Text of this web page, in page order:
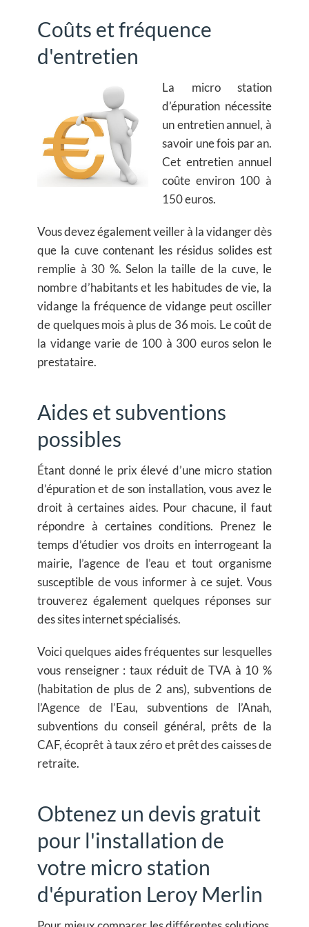
Coûts et fréquence
d'entretien
La micro station
d’épuration nécessite
un entretien annuel, à
savoir une fois par an.
Cet entretien annuel
coûte environ 100 à
150 euros.
Vous devez également veiller à la vidanger dès
que la cuve contenant les résidus solides est
remplie à 30 %. Selon la taille de la cuve, le
nombre d’habitants et les habitudes de vie, la
vidange la fréquence de vidange peut osciller
de quelques mois à plus de 36 mois. Le coût de
la vidange varie de 100 à 300 euros selon le
prestataire.
Aides et subventions
possibles
Étant donné le prix élevé d’une micro station
d’épuration et de son installation, vous avez le
droit à certaines aides. Pour chacune, il faut
répondre à certaines conditions. Prenez le
temps d’étudier vos droits en interrogeant la
mairie, l’agence de l’eau et tout organisme
susceptible de vous informer à ce sujet. Vous
trouverez également quelques réponses sur
des sites internet spécialisés.
Voici quelques aides fréquentes sur lesquelles
vous renseigner : taux réduit de TVA à 10 %
(habitation de plus de 2 ans), subventions de
l’Agence de l’Eau, subventions de l’Anah,
subventions du conseil général, prêts de la
CAF, écoprêt à taux zéro et prêt des caisses de
retraite.
Obtenez un devis gratuit
pour l'installation de
votre micro station
d'épuration Leroy Merlin